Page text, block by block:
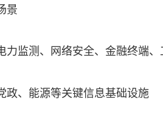
景
力监测、网络安全、金融终端
政、能源等关键信息基础设施